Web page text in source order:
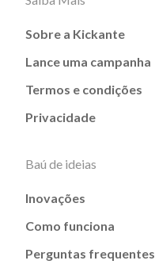
Sobre a Kickante
Lance uma campanha
Termos e condições
Privacidade
Baú de ideias
Inovações
Como funciona
Perguntas frequentes